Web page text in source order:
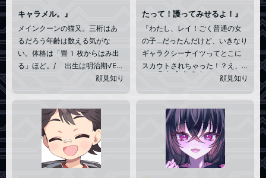
キャラメル。』
メインクーンの猫又。三桁はあ
るだろう年齢は数える気がな
い。体格は「畳1枚からはみ出
る」ほど。/ 出生は明治期√ED
EN。大正の震災で飼い主一家と
の署長や警察学校の教官を務め
た。某事件で辞職、汚職警官の
肩書を得る。最終階級は警視正
相当と思われる。当時の記録に
残る名は「柳沢キャラメル」。/
顔見知り
たって！護ってみせるよ！』
『わたし、レイ！ごく普通の女
の子…だったんだけど、いきなり
ギャラクシーナイツってとこに
スカウトされちゃった！？え、
マンタリオン
を腰に着け
も頼りにされちゃったし、いっ
ちょやってみますか！』実は【S
pcae Manta Ray】という架
空ゲーム世界の住人。いまいち
現状を理解していないが、正義
顔見知り